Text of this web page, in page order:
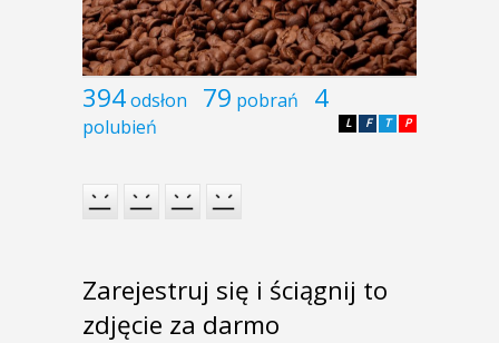
394odsłon 79 pobrań 4
polubień P
T
F
L
Zarejestruj się i ściągnij to
zdjęcie za darmo